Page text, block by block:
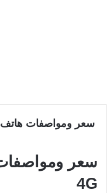
سعر ومواصفات هاتف Xiaomi Poco C85 4G
4G